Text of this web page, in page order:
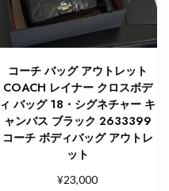
コーチ バッグ アウトレット
COACH レイナー クロスボデ
ィ バッグ 18・シグネチャー キ
ャンバス ブラック 2633399
コーチ ボディバッグ アウトレ
ット
¥23,000